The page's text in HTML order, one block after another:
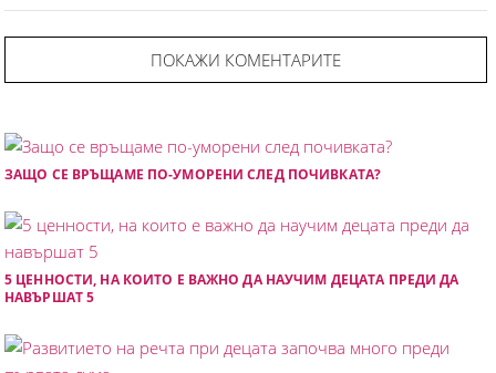
ПОКАЖИ КОМЕНТАРИТЕ
ЗАЩО СЕ ВРЪЩАМЕ ПО-УМОРЕНИ СЛЕД ПОЧИВКАТА?
5 ЦЕННОСТИ, НА КОИТО Е ВАЖНО ДА НАУЧИМ ДЕЦАТА ПРЕДИ ДА
НАВЪРШАТ 5